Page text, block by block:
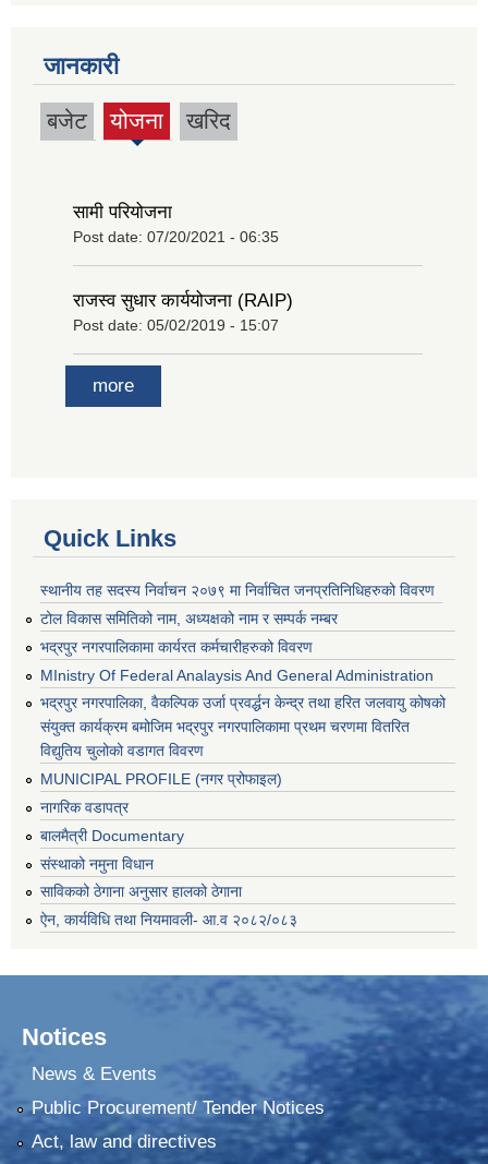
जानकारी
बजेट योजना
(active
खरिद
सामी परियोजना
Post date: 07/20/2021 - 06:35
राजस्व सुधार कार्ययोजना (RAIP)
Post date: 05/02/2019 - 15:07
more
Quick Links
स्थानीय तह सदस्य निर्वाचन २०७९ मा निर्वाचित जनप्रतिनिधिहरुको विवरण
टोल विकास समितिको नाम, अध्यक्षको नाम र सम्पर्क नम्बर
भद्रपुर नगरपालिकामा कार्यरत कर्मचारीहरुको विवरण
MInistry Of Federal Analaysis And General Administration
भद्रपुर नगरपालिका, वैकल्पिक उर्जा प्रवर्द्धन केन्द्र तथा हरित जलवायु कोषको
संयुक्त कार्यक्रम बमोजिम भद्रपुर नगरपालिकामा प्रथम चरणमा वितरित
विद्युतिय चुलोको वडागत विवरण
MUNICIPAL PROFILE (नगर प्रोफाइल)
नागरिक वडापत्र
बालमैत्री Documentary
संस्थाको नमुना विधान
साविकको ठेगाना अनुसार हालको ठेगाना
ऐन, कार्यविधि तथा नियमावली- आ.व २०८२/०८३
Notices
News & Events
Public Procurement/ Tender Notices
Act, law and directives